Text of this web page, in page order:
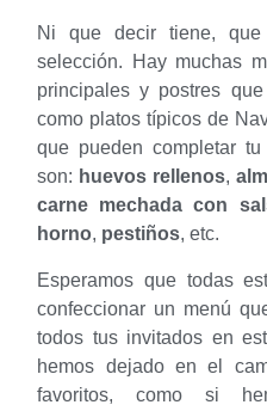
Ni que decir tiene,
selección. Hay muchas
principales y postres
como platos típicos de
que pueden completar
son: huevos rellenos,
carne mechada con
horno, pestiños, etc.
Esperamos que todas
confeccionar un menú
todos tus invitados en
hemos dejado en el
favoritos, como si